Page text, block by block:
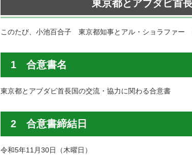
東京都とアブダビ首
このたび、小池百合子 東京都知事とアル・ショラファー
1 合意書名
東京都とアブダビ首長国の交流・協力に関わる合意書
2 合意書締結日
令和5年11月30日（木曜日）